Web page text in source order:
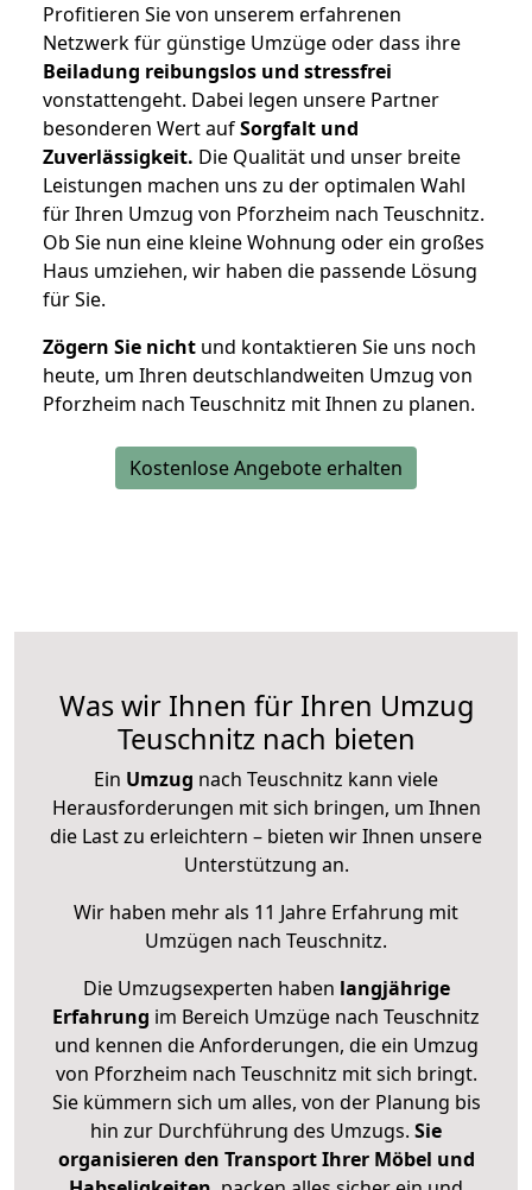
Profitieren Sie von unserem erfahrenen
Netzwerk für günstige Umzüge oder dass ihre
Beiladung reibungslos und stressfrei
vonstattengeht. Dabei legen unsere Partner
besonderen Wert aufSorgfalt und
Zuverlässigkeit. Die Qualität und unser breite
Leistungen machen uns zu der optimalen Wahl
für Ihren Umzug von Pforzheim nach Teuschnitz.
Ob Sie nun eine kleine Wohnung oder ein großes
Haus umziehen, wir haben die passende Lösung
für Sie.
Zögern Sie nicht und kontaktieren Sie uns noch
heute, um Ihren deutschlandweiten Umzug von
Pforzheim nach Teuschnitz mit Ihnen zu planen.
Kostenlose Angebote erhalten
Was wir Ihnen für Ihren Umzug
Teuschnitz nach bieten
Ein Umzug nach Teuschnitz kann viele
Herausforderungen mit sich bringen, um Ihnen
die Last zu erleichtern – bieten wir Ihnen unsere
Unterstützung an.
Wir haben mehr als 11 Jahre Erfahrung mit
Umzügen nach Teuschnitz.
Die Umzugsexperten haben langjährige
Erfahrung im Bereich Umzüge nach Teuschnitz
und kennen die Anforderungen, die ein Umzug
von Pforzheim nach Teuschnitz mit sich bringt.
Sie kümmern sich um alles, von der Planung bis
hin zur Durchführung des Umzugs. Sie
organisieren den Transport Ihrer Möbel und